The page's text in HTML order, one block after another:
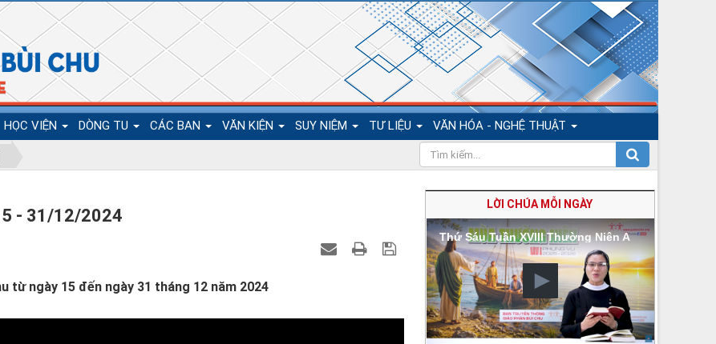
HỌC VIỆN DÒNG TU CÁC BAN VĂN KIỆN SUY NIỆM TƯ LIỆU VĂN HÓA - NGHỆ THUẬT
- 31/12/2024
từ ngày 15 đến ngày 31 tháng 12 năm 2024
LỜI CHÚA MỖI NGÀY
Thứ Sáu Tuần XVIII Thường Niên A